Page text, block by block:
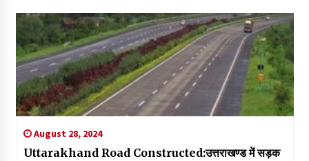
August 28, 2024
Uttarakhand Road Constructed:उत्तराखण्ड में सड़क